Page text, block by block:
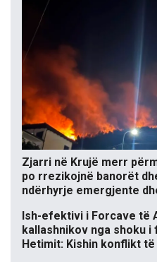
Zjarri në Krujë merr
po rrezikojnë banorët
ndërhyrje emergjente
Ish-efektivi i Forcave të
kallashnikov nga shoku
Hetimit: Kishin konflikt